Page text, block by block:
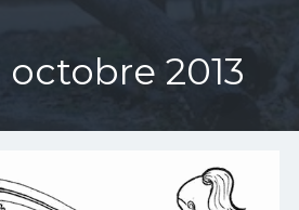
octobre 2013